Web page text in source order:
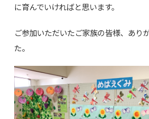
に育んでいければと思います。
ご参加いただいたご家族の皆様、あり
た。